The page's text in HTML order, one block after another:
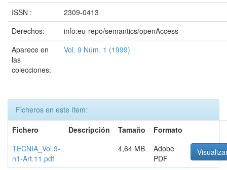
ISSN :
2309-0413
Derechos:
info:eu-repo/semantics/openAccess
Aparece en
las
colecciones:
Vol. 9 Núm. 1 (1999)
Ficheros en este ítem:
Fichero
Descripción Tamaño
Formato
TECNIA_Vol.9-
n1-Art.11.pdf
4,64 MB
Adobe
PDF